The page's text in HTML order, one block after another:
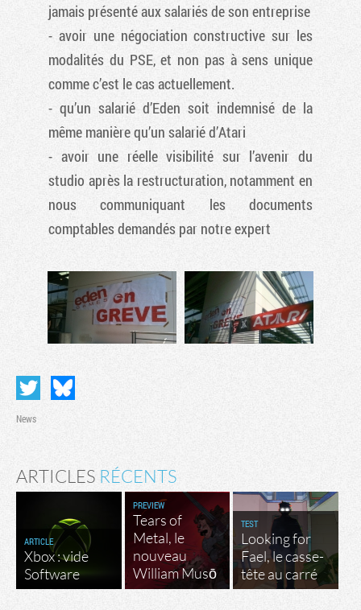
jamais présenté aux salariés de son entreprise
- avoir une négociation constructive sur les
modalités du PSE, et non pas à sens unique
comme c’est le cas actuellement.
- qu’un salarié d’Eden soit indemnisé de la
même manière qu’un salarié d’Atari
- avoir une réelle visibilité sur l’avenir du
studio après la restructuration, notamment en
nous communiquant les documents
comptables demandés par notre expert
News
ARTICLES RÉCENTS
ARTICLE
Xbox : vide
Software
PREVIEW
Tears of
Metal, le
nouveau
William Musō
TEST
Looking for
Fael, le casse-
tête au carré